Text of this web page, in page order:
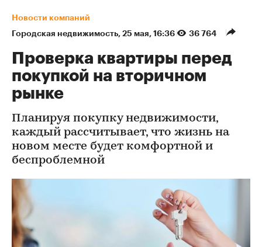
Новости компаний
Городская недвижимость⁠, 25 мая, 16:36 36 764
Проверка квартиры перед
покупкой на вторичном
рынке
Планируя покупку недвижимости,
каждый рассчитывает, что жизнь на
новом месте будет комфортной и
беспроблемной